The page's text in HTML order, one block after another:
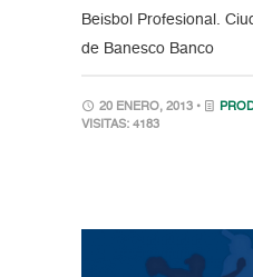
Beisbol Profesional.
de Banesco Banco
20 ENERO, 2013 •
VISITAS: 4183